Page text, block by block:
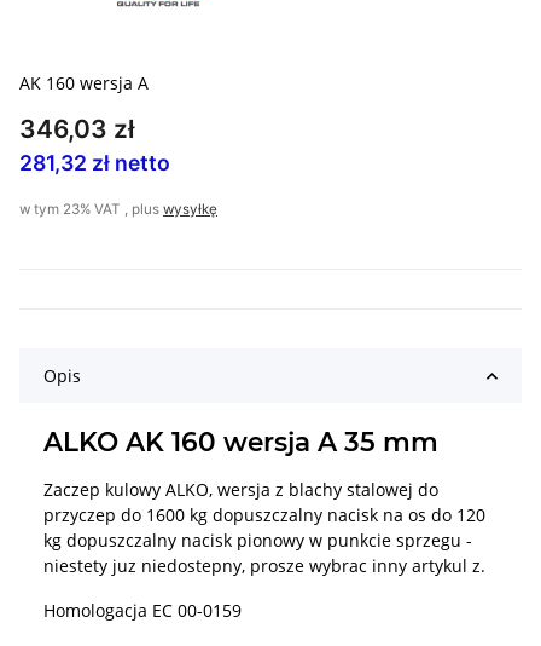
AK 160 wersja A
346,03 zł
281,32 zł netto
w tym 23% VAT , plus wysyłkę
Opis
ALKO AK 160 wersja A 35 mm
Zaczep kulowy ALKO, wersja z blachy stalowej do
przyczep do 1600 kg dopuszczalny nacisk na os do 120
kg dopuszczalny nacisk pionowy w punkcie sprzegu -
niestety juz niedostepny, prosze wybrac inny artykul z.
Homologacja EC 00-0159